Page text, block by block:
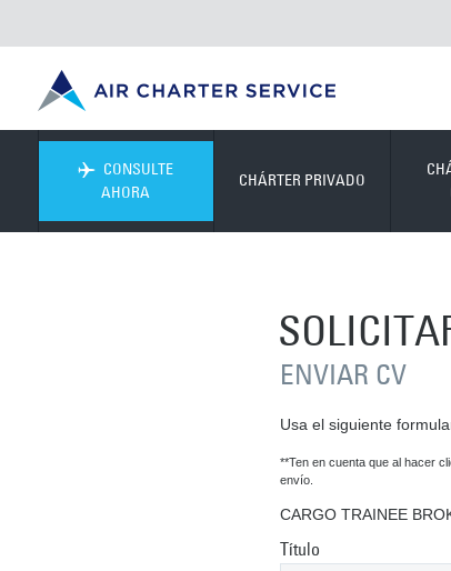
CONSULTE
AHORA
CHÁRTER PRIVADO
ENVIAR CV
Usa el siguiente
**Ten en cuenta que al hacer
envío.
CARGO TRAINEE
Título